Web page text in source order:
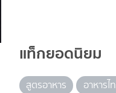
แท็กยอดนิยม
สูตรอาหาร อาหารไ